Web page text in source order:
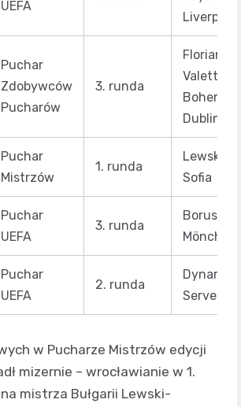
UEFA
Liverpool
Puchar
Zdobywców
Pucharów
3. runda
Floriana
Valetta,
Dublin,
Puchar
Mistrzów
1. runda
Lewski-
Sofia
Puchar
UEFA
3. runda
Borussia
Puchar
UEFA
2. runda
Dynamo
Servette
w Pucharze Mistrzów edycji
mizernie – wrocławianie w 1.
mistrza Bułgarii Lewski-